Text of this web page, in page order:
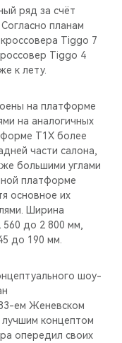
ряд за счёт
планам
Tiggo 7
Tiggo 4
к лету.
на платформе
на аналогичных
T1X более
части салона,
большими углами
платформе
основное их
Ширина
до 2 800 мм,
до 190 мм.
шоу-
ем Женевском
концептом
опередил своих